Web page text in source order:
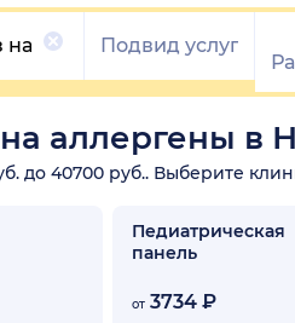
аллергены в
до 40700 руб.. Выберите
Педиатрическая
панель
от 3734 ₽